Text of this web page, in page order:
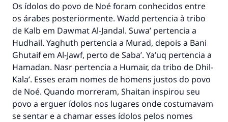
Os ídolos do povo de Noé foram conhecidos entre
os árabes posteriormente. Wadd pertencia à tribo
de Kalb em Dawmat Al-Jandal. Suwa’ pertencia a
Hudhail. Yaghuth pertencia a Murad, depois a Bani
Ghutaif em Al-Jawf, perto de Saba’. Ya’uq pertencia a
Hamadan. Nasr pertencia a Humair, da tribo de Dhil-
Kala’. Esses eram nomes de homens justos do povo
de Noé. Quando morreram, Shaitan inspirou seu
povo a erguer ídolos nos lugares onde costumavam
se sentar e a chamar esses ídolos pelos nomes